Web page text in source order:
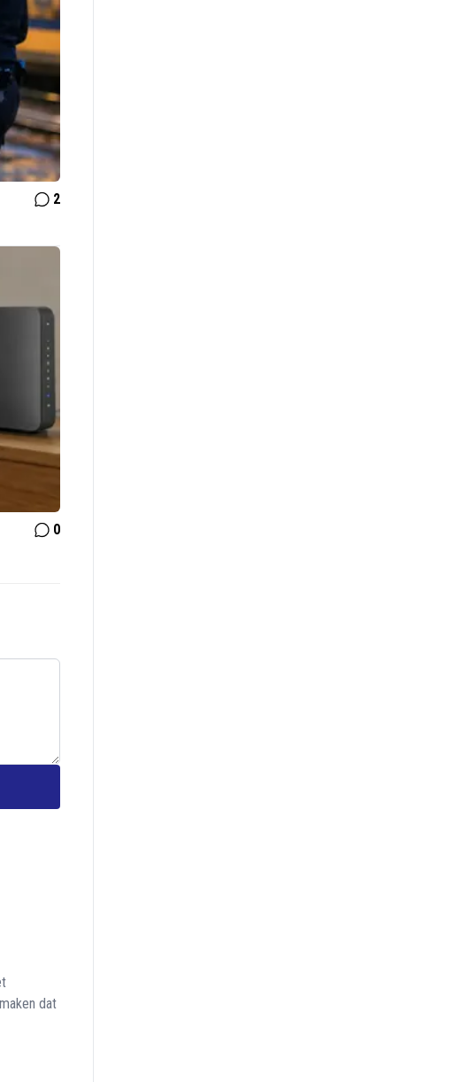
2
0
dat